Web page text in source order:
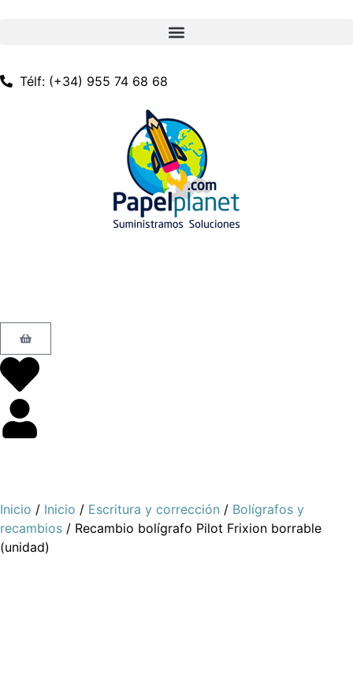
Télf: (+34) 955 74 68 68
Inicio / Inicio / Escritura y corrección / Bolígrafos y
recambios / Recambio bolígrafo Pilot Frixion borrable
(unidad)